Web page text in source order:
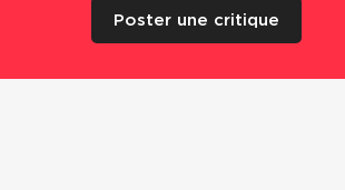
Poster une critique